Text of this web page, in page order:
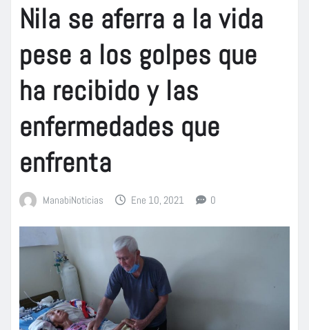
Nila se aferra a la vida
pese a los golpes que
ha recibido y las
enfermedades que
enfrenta
ManabiNoticias Ene 10, 2021 0